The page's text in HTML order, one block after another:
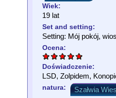
Wiek:
19 lat
Set and setting:
Setting: Mój pokój,
Ocena:
Doświadczenie:
LSD, Zolpidem,
natura: Szałwia